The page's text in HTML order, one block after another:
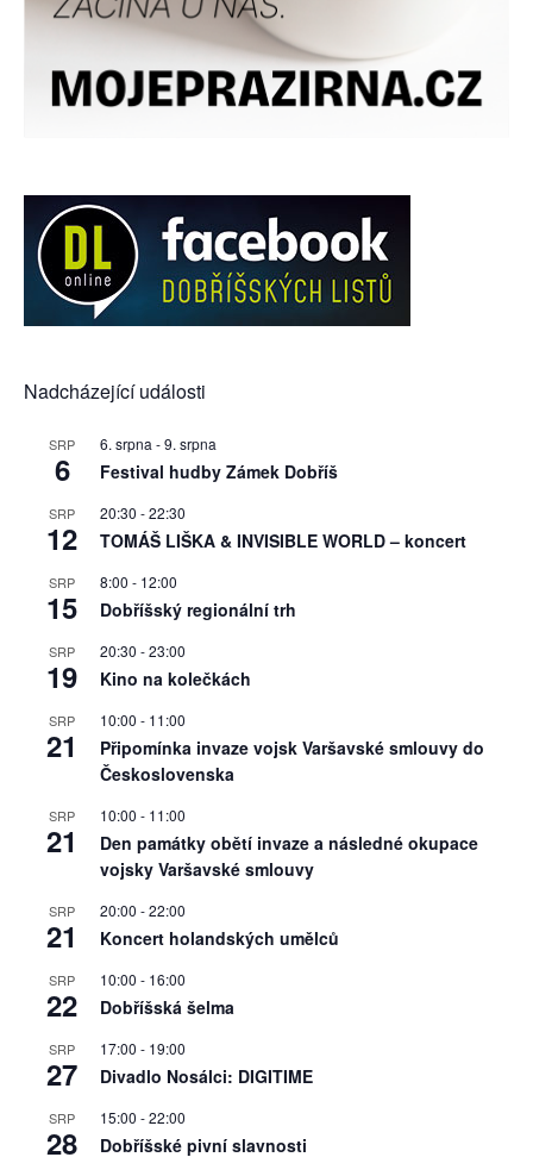
Nadcházející události
SRP
6
6. srpna -9. srpna
Festival hudby Zámek Dobříš
SRP
12
20:30 -22:30
TOMÁŠ LIŠKA & INVISIBLE WORLD – koncert
SRP
15
8:00 - 12:00
Dobříšský regionální trh
SRP
19
20:30 -23:00
Kino na kolečkách
SRP
21
10:00 - 11:00
Připomínka invaze vojsk Varšavské smlouvy do
Československa
SRP
21
10:00 - 11:00
Den památky obětí invaze a následné okupace
vojsky Varšavské smlouvy
SRP
21
20:00 -22:00
Koncert holandských umělců
SRP
22
10:00 - 16:00
Dobříšská šelma
SRP
27
17:00 - 19:00
Divadlo Nosálci: DIGITIME
SRP
28
15:00 -22:00
Dobříšské pivní slavnosti